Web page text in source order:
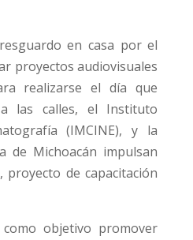
en casa por el
proyectos audiovisuales
realizarse el día que
las calles, el Instituto
(IMCINE), y la
de Michoacán impulsan
proyecto de capacitación
objetivo promover